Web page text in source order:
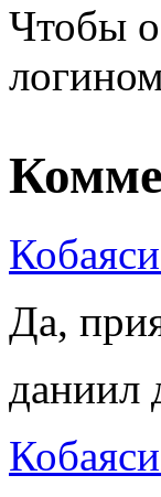
Чтобы
Да,
даниил